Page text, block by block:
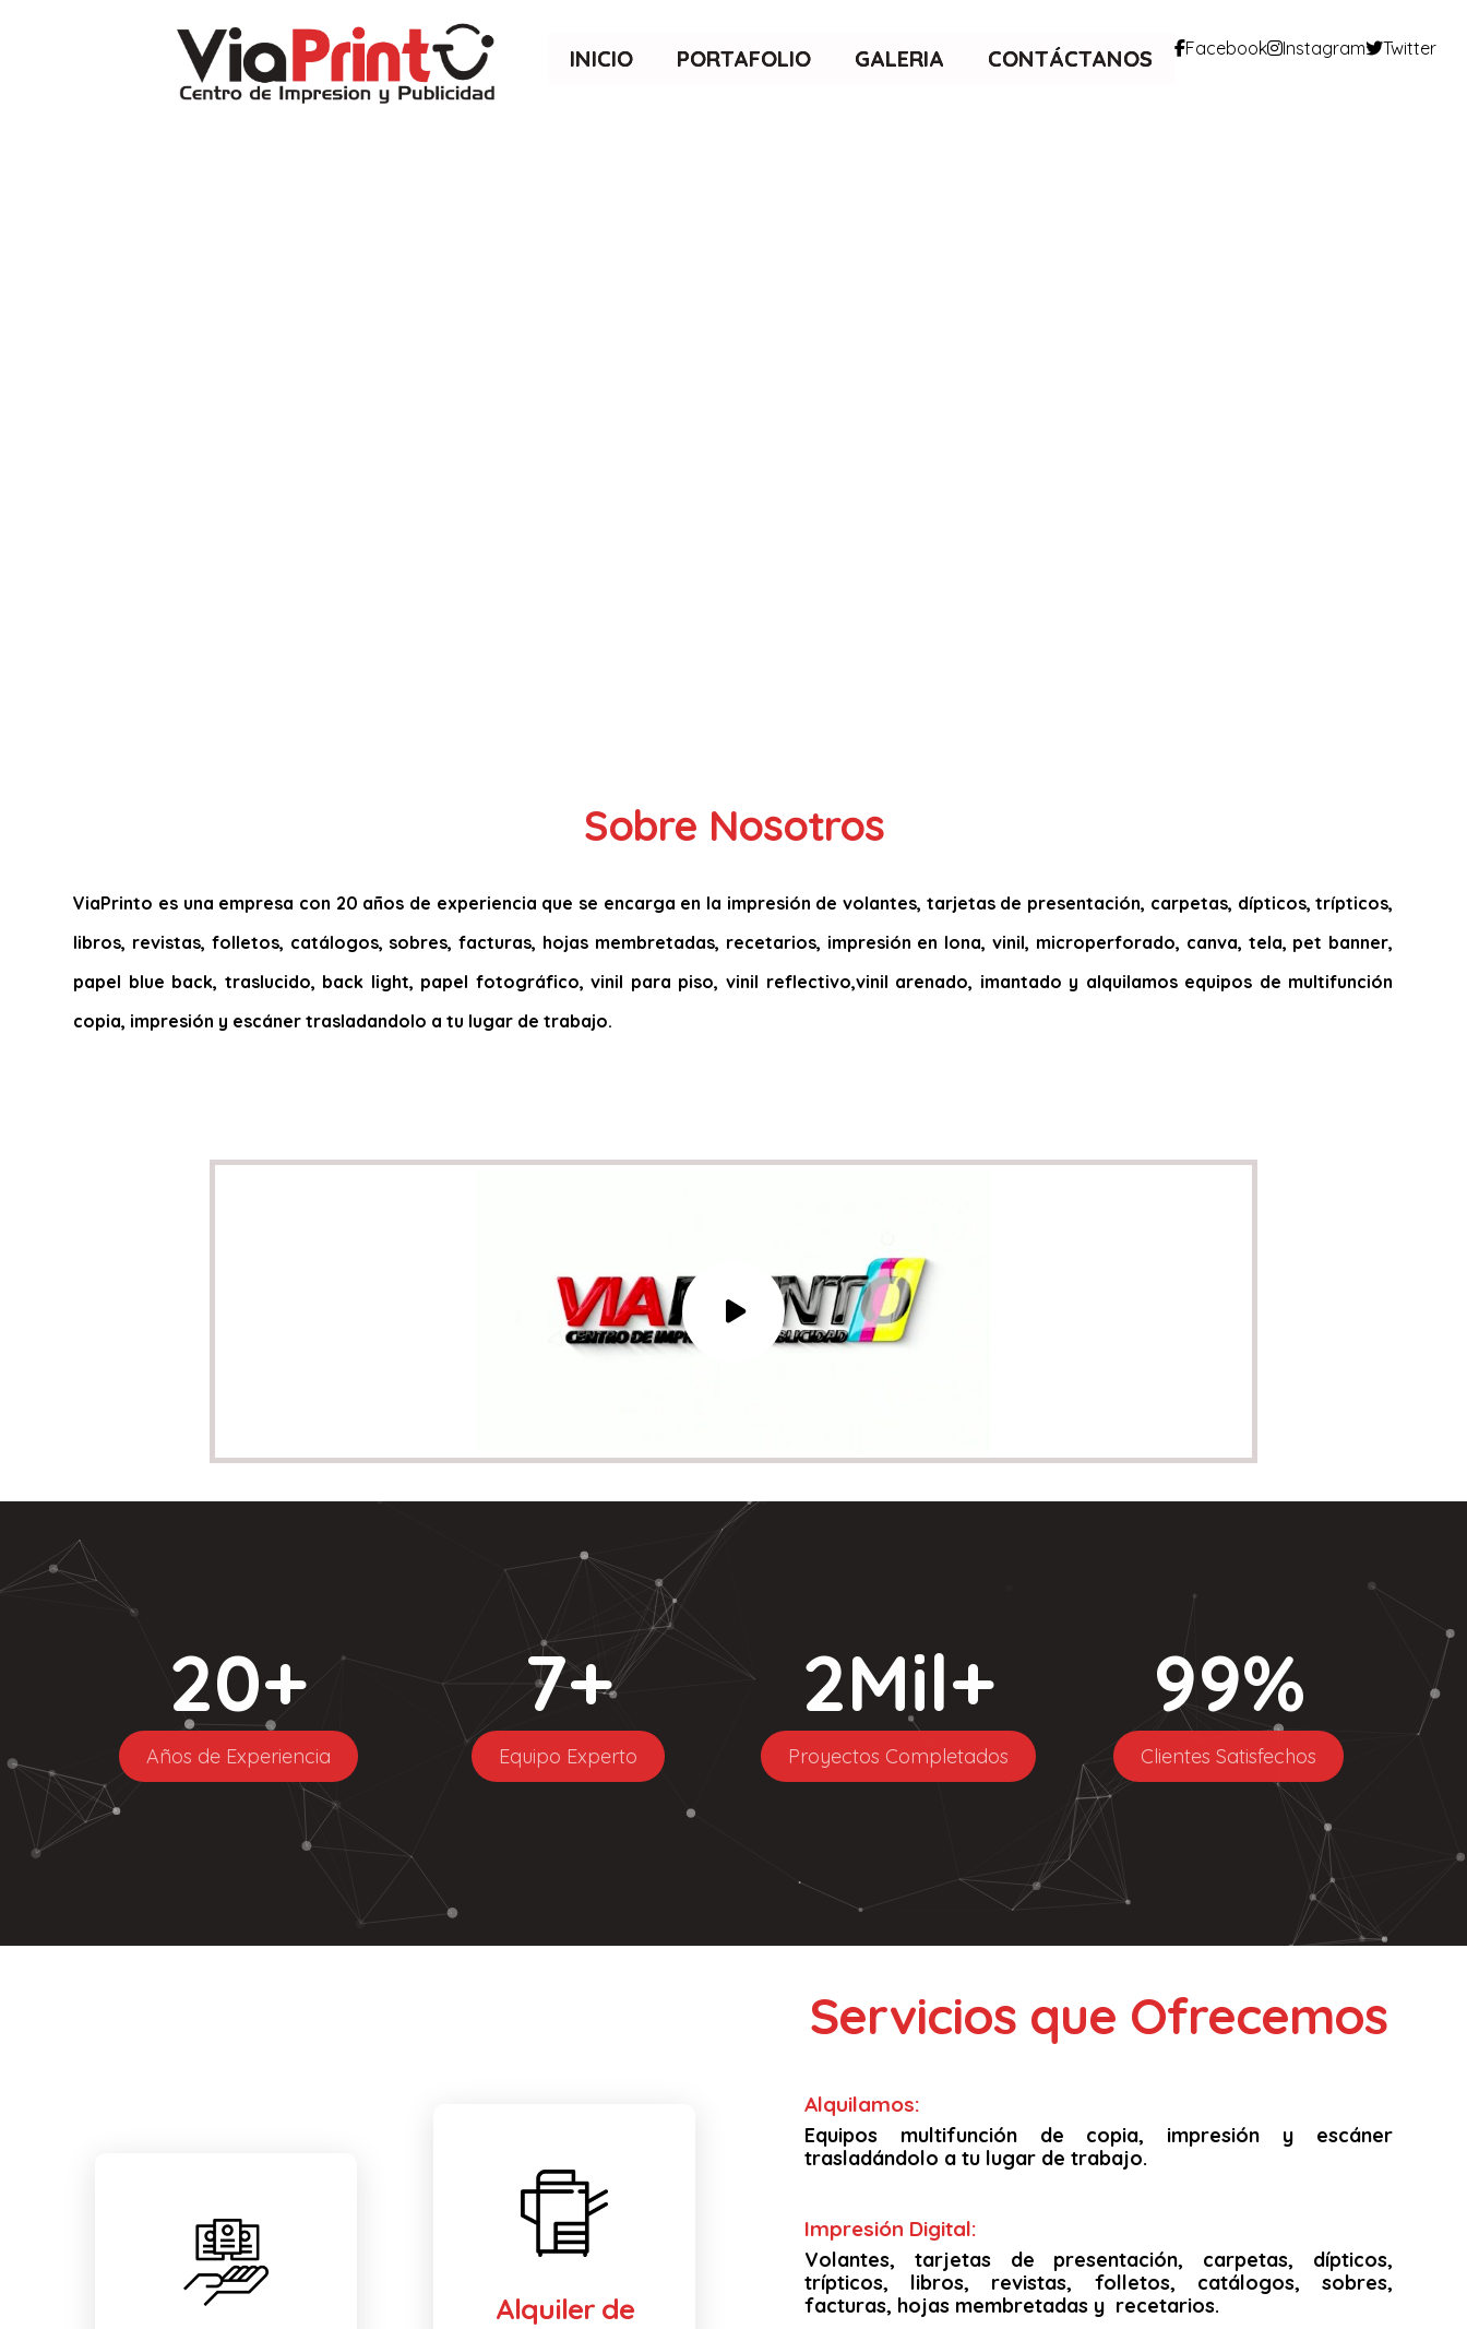
Facebook Instagram Twitter
INICIO PORTAFOLIO GALERIA CONTÁCTANOS
Sobre Nosotros
ViaPrinto es una empresa con 20 años de experiencia que se encarga en la impresión de volantes, tarjetas de presentación, carpetas, dípticos, trípticos,
libros, revistas, folletos, catálogos, sobres, facturas, hojas membretadas, recetarios, impresión en lona, vinil, microperforado, canva, tela, pet banner,
papel blue back, traslucido, back light, papel fotográfico, vinil para piso, vinil reflectivo,vinil arenado, imantado y alquilamos equipos de multifunción
copia, impresión y escáner trasladandolo a tu lugar de trabajo.
20+
Años de Experiencia
7+
Equipo Experto
2Mil+
Proyectos Completados
99%
Clientes Satisfechos
Alquiler de
Servicios que Ofrecemos
Alquilamos:
Equipos multifunción de copia, impresión y escáner
trasladándolo a tu lugar de trabajo.
Impresión Digital:
Volantes, tarjetas de presentación, carpetas, dípticos,
trípticos, libros, revistas, folletos, catálogos, sobres,
facturas, hojas membretadas y recetarios.